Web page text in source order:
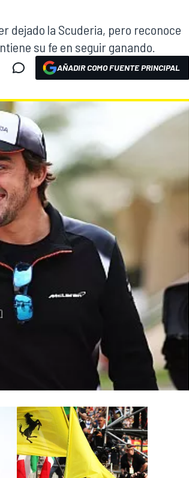
dejado la Scuderia, pero reconoce
su fe en seguir ganando.
AÑADIR COMO FUENTE PRINCIPAL